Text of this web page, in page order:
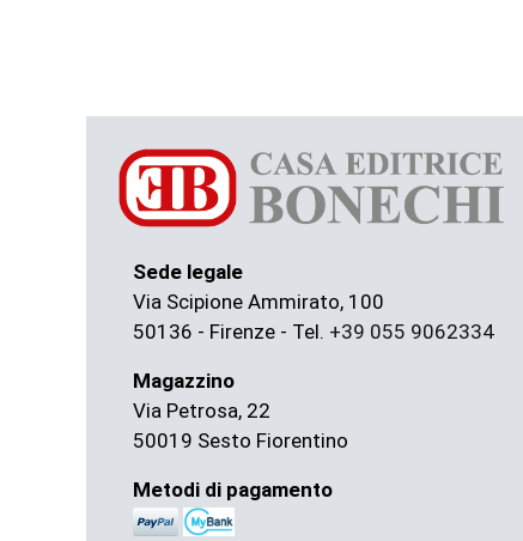
Sede legale
Via Scipione Ammirato, 100
50136 - Firenze - Tel. +39 055 9062334
Magazzino
Via Petrosa, 22
50019 Sesto Fiorentino
Metodi di pagamento